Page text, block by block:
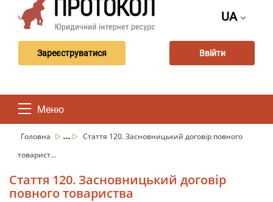
UA
Зареєструватися Ввійти
Меню
Головна ...
Стаття 120. Засновницький договір повного
товарист...
Стаття 120. Засновницький договір
повного товариства